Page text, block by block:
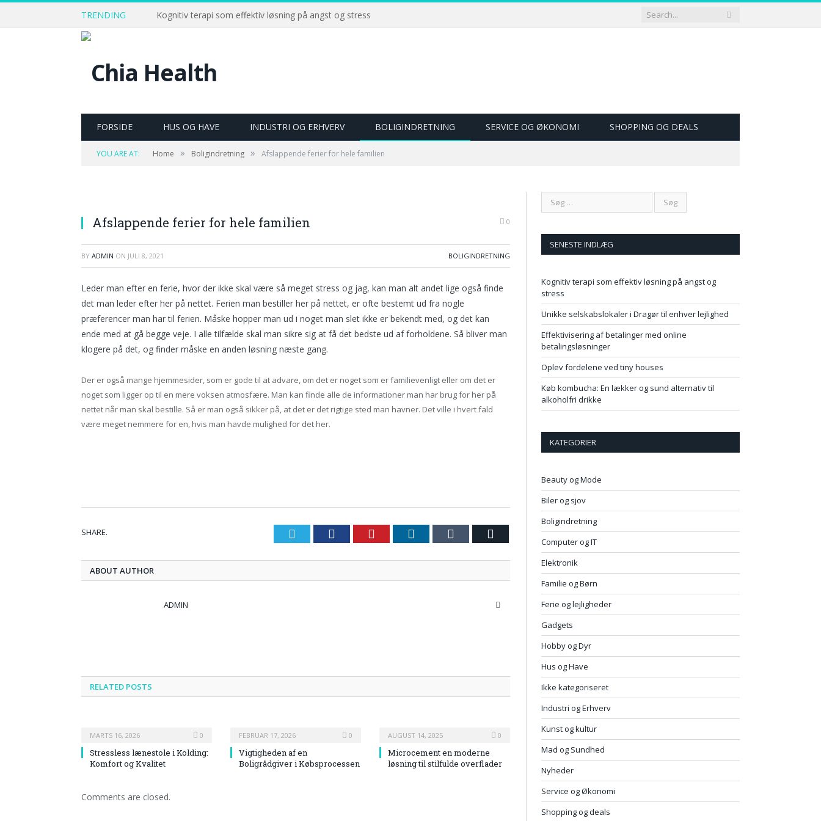
TRENDING Kognitiv terapi som effektiv løsning på angst og stress
FORSIDE HUS OG HAVE INDUSTRI OG ERHVERV BOLIGINDRETNING SERVICE OG ØKONOMI SHOPPING OG DEALS
YOU ARE AT: Home » Boligindretning » Afslappende ferier for hele familien
Afslappende ferier for hele familien 0
BY ADMIN ON JULI 8, 2021 BOLIGINDRETNING
Leder man efter en ferie, hvor der ikke skal være så meget stress og jag, kan man alt andet lige også finde
det man leder efter her på nettet. Ferien man bestiller her på nettet, er ofte bestemt ud fra nogle
præferencer man har til ferien. Måske hopper man ud i noget man slet ikke er bekendt med, og det kan
ende med at gå begge veje. I alle tilfælde skal man sikre sig at få det bedste ud af forholdene. Så bliver man
klogere på det, og finder måske en anden løsning næste gang.
Der er også mange hjemmesider, som er gode til at advare, om det er noget som er familievenligt eller om det er
noget som ligger op til en mere voksen atmosfære. Man kan finde alle de informationer man har brug for her på
nettet når man skal bestille. Så er man også sikker på, at det er det rigtige sted man havner. Det ville i hvert fald
være meget nemmere for en, hvis man havde mulighed for det her.
SHARE. Twitter Facebook Pinterest LinkedIn Tumblr
ABOUT AUTHOR
ADMIN
RELATED POSTS
MARTS 16, 2026 0
Stressless lænestole i Kolding:
Komfort og Kvalitet
FEBRUAR 17, 2026 0
Vigtigheden af en
Boligrådgiver i Købsprocessen
AUGUST 14, 2025 0
Microcement en moderne
løsning til stilfulde overflader
Comments are closed.
SENESTE INDLÆG
Kognitiv terapi som effektiv løsning på angst og
stress
Unikke selskabslokaler i Dragør til enhver lejlighed
Effektivisering af betalinger med online
betalingsløsninger
Oplev fordelene ved tiny houses
Køb kombucha: En lækker og sund alternativ til
alkoholfri drikke
KATEGORIER
Beauty og Mode
Biler og sjov
Boligindretning
Computer og IT
Elektronik
Familie og Børn
Ferie og lejligheder
Gadgets
Hobby og Dyr
Hus og Have
Ikke kategoriseret
Industri og Erhverv
Kunst og kultur
Mad og Sundhed
Nyheder
Service og Økonomi
Shopping og deals